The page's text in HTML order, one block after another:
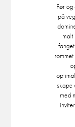
Før
på
skape
med